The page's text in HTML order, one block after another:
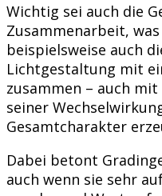
Wichtig sei auch die
Zusammenarbeit,
beispielsweise auch
Lichtgestaltung mit
zusammen – auch
seiner
Gesamtcharakter
Dabei betont
auch wenn sie sehr